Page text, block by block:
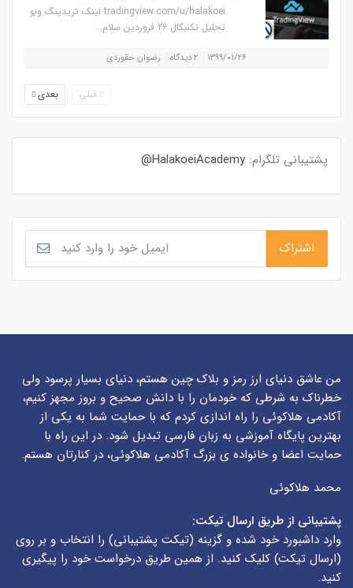
tradingview.com/u/halakoei لینک تریدینگ ویو
تحلیل تکنیکال 26 فروردین سلام...
۱۳۹۹/۰۱/۲۶ ۲ دیدگاه رضوان حقوردی
قبلی بعدی
پشتیبانی تلگرام: HalakoeiAcademy@
من عاشق دنیای ارز رمز و بلاک چین هستم، دنیای بسیار پرسود ولی
خطرناک به شرطی که خودمان را با دانش صحیح و بروز مجهز کنیم،
آکادمی هلاکوئی را راه اندازی کردم که با حمایت شما به یکی از
بهترین پایگاه آموزشی به زبان فارسی تبدیل شود. در این راه با
حمایت اعضا و خانواده ی بزرگ آکادمی هلاکوئی، در کنارتان هستم.
محمد هلاکوئی
پشتیبانی از طریق ارسال تیکت:
وارد داشبورد خود شده و گزینه (تیکت پشتیبانی) را انتخاب و بر روی
(ارسال تیکت) کلیک کنید. از همین طریق درخواست خود را پیگیری
کنید.